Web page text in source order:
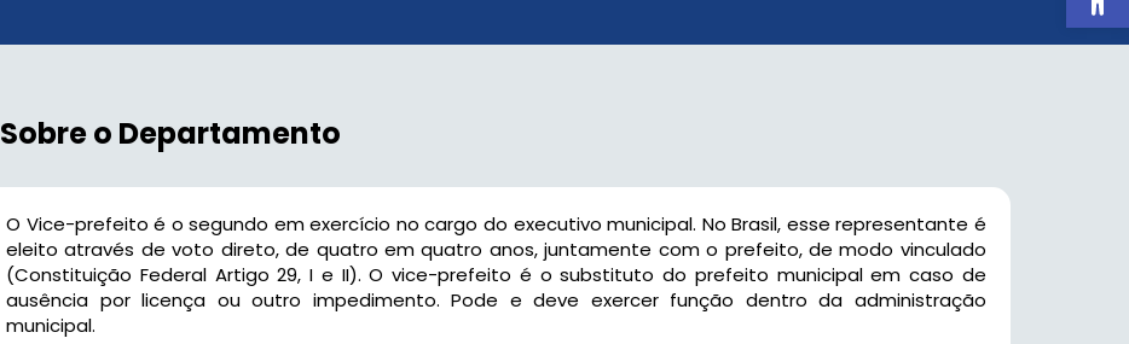
Sobre o Departamento
O Vice-prefeito é o segundo em exercício no cargo do executivo municipal. No Brasil, esse representante é
eleito através de voto direto, de quatro em quatro anos, juntamente com o prefeito, de modo vinculado
(Constituição Federal Artigo 29, I e II). O vice-prefeito é o substituto do prefeito municipal em caso de
ausência por licença ou outro impedimento. Pode e deve exercer função dentro da administração
municipal.